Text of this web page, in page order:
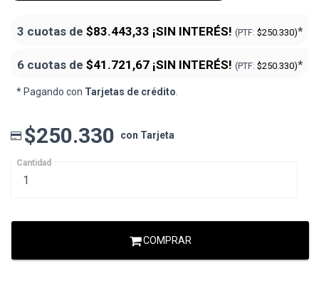
3 cuotas de $83.443,33 ¡SIN INTERÉS! (PTF: $250.330)*
6 cuotas de $41.721,67 ¡SIN INTERÉS! (PTF: $250.330)*
* Pagando con Tarjetas de crédito.
$250.330 con Tarjeta
Cantidad
COMPRAR